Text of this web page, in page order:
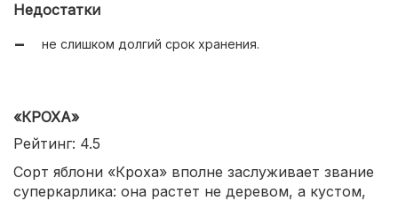
Недостатки
не слишком долгий срок хранения.
«КРОХА»
Рейтинг: 4.5
Сорт яблони «Кроха» вполне заслуживает звание
суперкарлика: она растет не деревом, а кустом,